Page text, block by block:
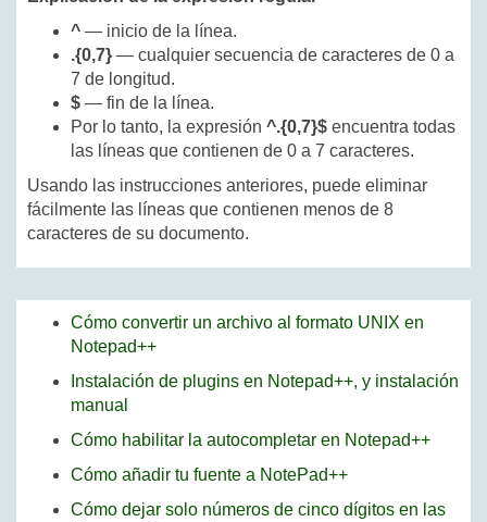
^ — inicio de la línea.
.{0,7} — cualquier secuencia de caracteres de 0 a
7 de longitud.
$ — fin de la línea.
Por lo tanto, la expresión ^.{0,7}$ encuentra todas
las líneas que contienen de 0 a 7 caracteres.
Usando las instrucciones anteriores, puede eliminar
fácilmente las líneas que contienen menos de 8
caracteres de su documento.
Cómo convertir un archivo al formato UNIX en
Notepad++
Instalación de plugins en Notepad++, y instalación
manual
Cómo habilitar la autocompletar en Notepad++
Cómo añadir tu fuente a NotePad++
Cómo dejar solo números de cinco dígitos en las